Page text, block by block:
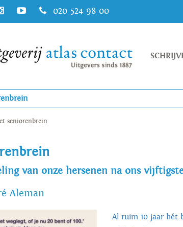
020 524 98 00
seniorenbrein
van onze hersenen na ons
Aleman
Al ruim 10 jaar hét